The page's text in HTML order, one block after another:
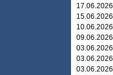
17.06.2026
15.06.2026
10.06.2026
09.06.2026
03.06.2026
03.06.2026
03.06.2026